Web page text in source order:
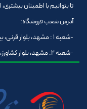
تا بتوانیم با اطمینان
آدرس شعب فروشگاه:
-شعبه 1 : مشهد، بلوار قرنی، بین قرنی 22 و 24 فروشگاه علمایی
-شعبه 2: مشهد، بلوار کشاورز، بین کشاورز 1 و 3، فروشگاه علمایی